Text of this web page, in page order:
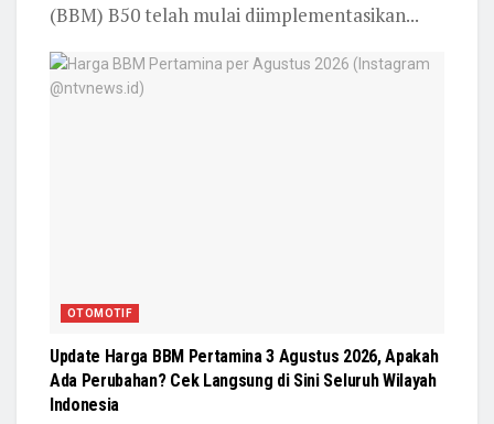
(BBM) B50 telah mulai diimplementasikan...
OTOMOTIF
Update Harga BBM Pertamina 3 Agustus 2026, Apakah
Ada Perubahan? Cek Langsung di Sini Seluruh Wilayah
Indonesia